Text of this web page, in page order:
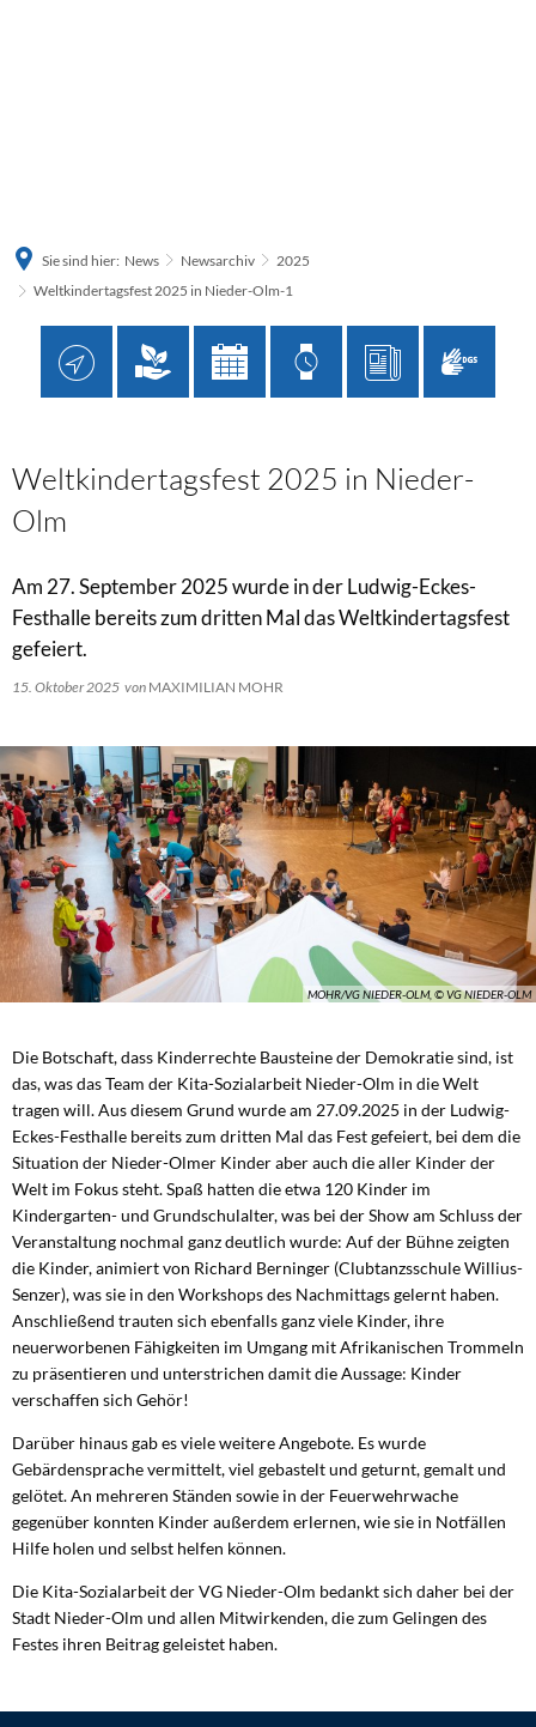
Sie sind hier: News Newsarchiv
2025
Weltkindertagsfest 2025 in Nieder-Olm-1
Weltkindertagsfest 2025 in Nieder-
Olm
Am 27. September 2025 wurde in der Ludwig-Eckes-
Festhalle bereits zum dritten Mal das Weltkindertagsfest
gefeiert.
15. Oktober 2025 von MAXIMILIAN MOHR
MOHR/VG NIEDER-OLM, © VG NIEDER-OLM
Die Botschaft, dass Kinderrechte Bausteine der Demokratie sind, ist
das, was das Team der Kita-Sozialarbeit Nieder-Olm in die Welt
tragen will. Aus diesem Grund wurde am 27.09.2025 in der Ludwig-
Eckes-Festhalle bereits zum dritten Mal das Fest gefeiert, bei dem die
Situation der Nieder-Olmer Kinder aber auch die aller Kinder der
Welt im Fokus steht. Spaß hatten die etwa 120 Kinder im
Kindergarten- und Grundschulalter, was bei der Show am Schluss der
Veranstaltung nochmal ganz deutlich wurde: Auf der Bühne zeigten
die Kinder, animiert von Richard Berninger (Clubtanzsschule Willius-
Senzer), was sie in den Workshops des Nachmittags gelernt haben.
Anschließend trauten sich ebenfalls ganz viele Kinder, ihre
neuerworbenen Fähigkeiten im Umgang mit Afrikanischen Trommeln
zu präsentieren und unterstrichen damit die Aussage: Kinder
verschaffen sich Gehör!
Darüber hinaus gab es viele weitere Angebote. Es wurde
Gebärdensprache vermittelt, viel gebastelt und geturnt, gemalt und
gelötet. An mehreren Ständen sowie in der Feuerwehrwache
gegenüber konnten Kinder außerdem erlernen, wie sie in Notfällen
Hilfe holen und selbst helfen können.
Die Kita-Sozialarbeit der VG Nieder-Olm bedankt sich daher bei der
Stadt Nieder-Olm und allen Mitwirkenden, die zum Gelingen des
Festes ihren Beitrag geleistet haben.